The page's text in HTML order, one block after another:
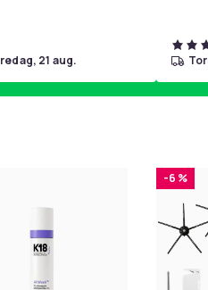
fredag, 21 aug.
-6 %